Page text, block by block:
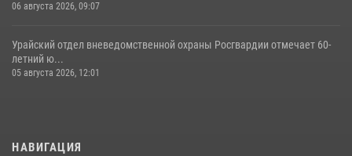
06 августа 2026, 09:07
Урайский отдел вневедомственной охраны Росгвардии отмечает 60-
летний ю...
05 августа 2026, 12:01
НАВИГАЦИЯ